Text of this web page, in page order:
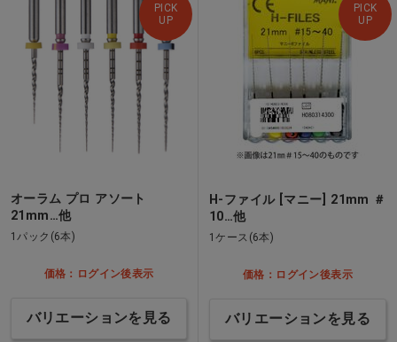
PICK
UP
オーラム プロ アソート
21mm…他
1パック(6本)
価格：ログイン後表示
バリエーションを見る
PICK
UP
H-ファイル [マニー] 21mm ＃
10…他
1ケース(6本)
価格：ログイン後表示
バリエーションを見る